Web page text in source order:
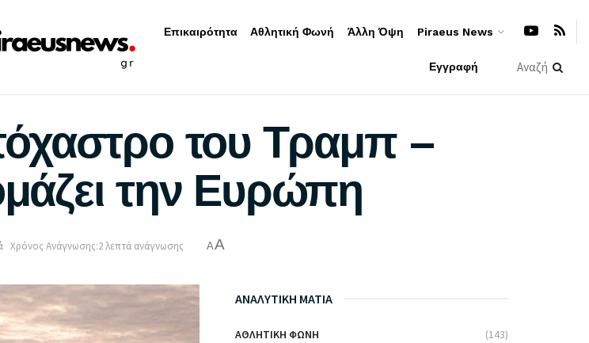
Επικαιρότητα Αθλητική Φωνή Άλλη Όψη Piraeus News
Εγγραφή
του Τραμπ –
την Ευρώπη
Χρόνος Ανάγνωσης:2 λεπτά ανάγνωσης AA
ΑΝΑΛΥΤΙΚΗ ΜΑΤΙΑ
ΑΘΛΗΤΙΚΉ ΦΩΝΉ (143)